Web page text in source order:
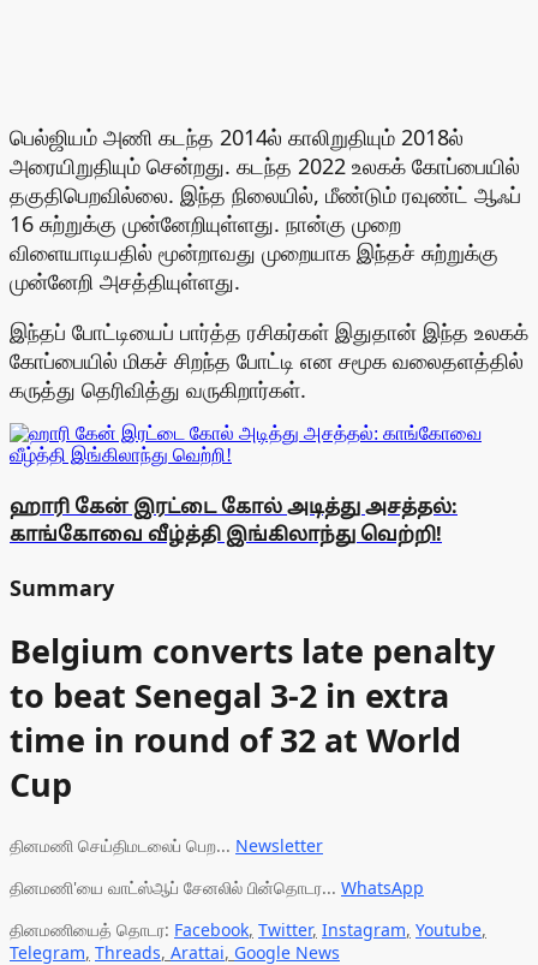
பெல்ஜியம் அணி கடந்த 2014ல் காலிறுதியும் 2018ல்
அரையிறுதியும் சென்றது. கடந்த 2022 உலகக் கோப்பையில்
தகுதிபெறவில்லை. இந்த நிலையில், மீண்டும் ரவுண்ட் ஆஃப்
16 சுற்றுக்கு முன்னேறியுள்ளது. நான்கு முறை
விளையாடியதில் மூன்றாவது முறையாக இந்தச் சுற்றுக்கு
முன்னேறி அசத்தியுள்ளது.
இந்தப் போட்டியைப் பார்த்த ரசிகர்கள் இதுதான் இந்த உலகக்
கோப்பையில் மிகச் சிறந்த போட்டி என சமூக வலைதளத்தில்
கருத்து தெரிவித்து வருகிறார்கள்.
ஹாரி கேன் இரட்டை கோல் அடித்து அசத்தல்:
காங்கோவை வீழ்த்தி இங்கிலாந்து வெற்றி!
Summary
Belgium converts late penalty
to beat Senegal 3-2 in extra
time in round of 32 at World
Cup
தினமணி செய்திமடலைப் பெற... Newsletter
தினமணி'யை வாட்ஸ்ஆப் சேனலில் பின்தொடர... WhatsApp
தினமணியைத் தொடர: Facebook, Twitter, Instagram, Youtube,
Telegram, Threads, Arattai, Google News